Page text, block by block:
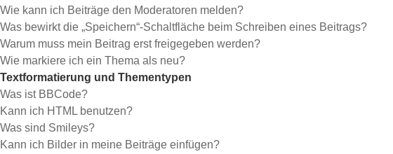
Wie kann ich Beiträge den Moderatoren melden?
Was bewirkt die „Speichern“-Schaltfläche beim Schreiben eines Beitrags?
Warum muss mein Beitrag erst freigegeben werden?
Wie markiere ich ein Thema als neu?
Textformatierung und Thementypen
Was ist BBCode?
Kann ich HTML benutzen?
Was sind Smileys?
Kann ich Bilder in meine Beiträge einfügen?